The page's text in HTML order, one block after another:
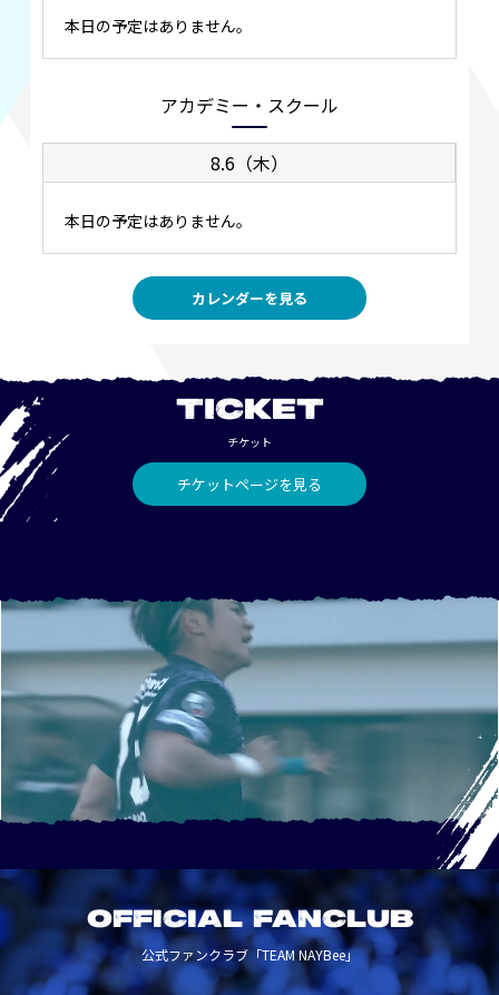
本日の予定はありません。
アカデミー・スクール
8.6（木）
本日の予定はありません。
カレンダーを見る
TICKET
チケット
チケットページを見る
OFFICIAL FANCLUB
公式ファンクラブ「TEAM NAYBee」